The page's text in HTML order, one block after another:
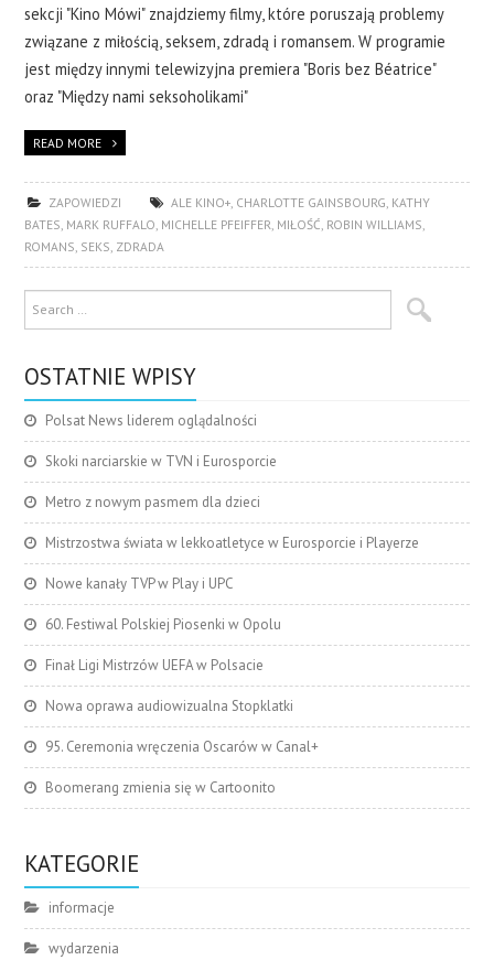
sekcji "Kino Mówi" znajdziemy filmy, które poruszają problemy
związane z miłością, seksem, zdradą i romansem. W programie
jest między innymi telewizyjna premiera "Boris bez Béatrice"
oraz "Między nami seksoholikami"
READ MORE
ZAPOWIEDZI ALE KINO+ CHARLOTTE GAINSBOURG KATHY
BATES MARK RUFFALO MICHELLE PFEIFFER MIŁOŚĆ ROBIN WILLIAMS
ROMANS SEKS ZDRADA
OSTATNIE WPISY
Polsat News liderem oglądalności
Skoki narciarskie w TVN i Eurosporcie
Metro z nowym pasmem dla dzieci
Mistrzostwa świata w lekkoatletyce w Eurosporcie i Playerze
Nowe kanały TVP w Play i UPC
60. Festiwal Polskiej Piosenki w Opolu
Finał Ligi Mistrzów UEFA w Polsacie
Nowa oprawa audiowizualna Stopklatki
95. Ceremonia wręczenia Oscarów w Canal+
Boomerang zmienia się w Cartoonito
KATEGORIE
informacje
wydarzenia